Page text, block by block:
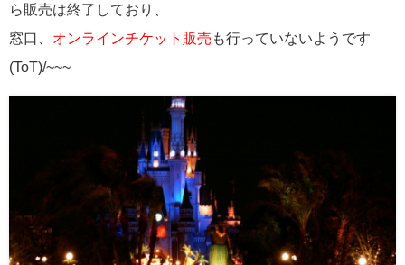
ら販売は終了しており、
窓口、 オンラインチケット販売 も行っていないようです
(ToT)/~~~